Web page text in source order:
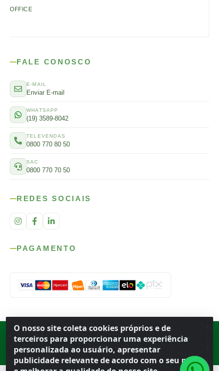
O nosso site coleta cookies próprios e de
terceiros para proporcionar uma experiência
personalizada ao usuário, apresentar
publicidade relevante de acordo com o seu perfil
OFFICE
FALE CONOSCO
E-MAIL
Enviar E-mail
WHATSAPP
(19) 3589-8042
TELEVENDAS
0800 770 80 50
SAC
0800 770 70 50
REDES SOCIAIS
PAGAMENTO
Rod. SP-215, s/n, km 98 — Área Rural Porto Ferreira ·BR
· CEP
· CNPJ 56.679.863/0001-91
© 2026 Atacado Ideal